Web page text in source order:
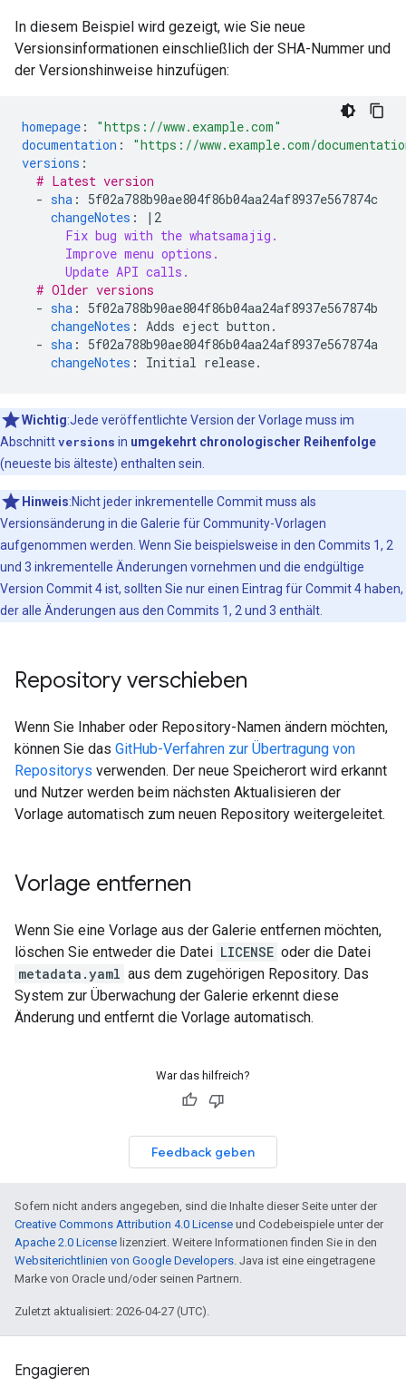
In diesem Beispiel wird gezeigt, wie Sie neue
Versionsinformationen einschließlich der SHA-Nummer und
der Versionshinweise hinzufügen:
homepage :
"https://www.example.com"
documentation :
"https://www.example.com/
versions :
# Latest version
- sha :
5f02a788b90ae804f86b04aa24af8937e567874c
changeNotes :
|2
Fix bug with the whatsamajig.
Improve menu options.
Update API calls.
# Older versions
- sha :
5f02a788b90ae804f86b04aa24af8937e567874b
changeNotes : Adds eject button.
- sha :
5f02a788b90ae804f86b04aa24af8937e567874a
changeNotes : Initial release.
Wichtig:Jede veröffentlichte Version der Vorlage muss im
Abschnittversions in umgekehrt chronologischer Reihenfolge
(neueste bis älteste) enthalten sein.
Hinweis:Nicht jeder inkrementelle Commit muss als
Versionsänderung in die Galerie für Community-Vorlagen
aufgenommen werden. Wenn Sie beispielsweise in den Commits 1, 2
und 3 inkrementelle Änderungen vornehmen und die endgültige
Version Commit 4 ist, sollten Sie nur einen Eintrag für Commit 4 haben,
der alle Änderungen aus den Commits 1, 2 und 3 enthält.
Repository verschieben
Wenn Sie Inhaber oder Repository-Namen ändern möchten,
können Sie das GitHub-Verfahren zur Übertragung von
Repositorys verwenden. Der neue Speicherort wird erkannt
und Nutzer werden beim nächsten Aktualisieren der
Vorlage automatisch zum neuen Repository weitergeleitet.
Vorlage entfernen
Wenn Sie eine Vorlage aus der Galerie entfernen möchten,
löschen Sie entweder die Datei LICENSE oder die Datei
metadata.yaml aus dem zugehörigen Repository. Das
System zur Überwachung der Galerie erkennt diese
Änderung und entfernt die Vorlage automatisch.
War das hilfreich?
Feedback geben
Sofern nicht anders angegeben, sind die Inhalte dieser Seite unter der
Creative Commons Attribution 4.0 License und Codebeispiele unter der
Apache 2.0 License lizenziert. Weitere Informationen finden Sie in den
Websiterichtlinien von Google Developers. Java ist eine eingetragene
Marke von Oracle und/oder seinen Partnern.
Zuletzt aktualisiert: 2026-04-27 (UTC).
Engagieren